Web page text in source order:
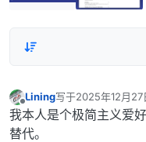
离线
Lining写于2025年12月27
最后由 编辑
我本人是个极简主义爱
替代。